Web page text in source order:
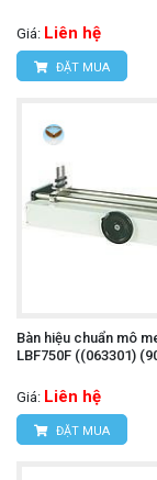
Giá: Liên hệ
ĐẶT MUA
Bàn hiệu chuẩn mô
LBF750F ((063301)
Giá: Liên hệ
ĐẶT MUA